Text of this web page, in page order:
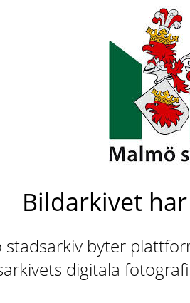
Bildarkivet
stadsarkiv byter
digitala